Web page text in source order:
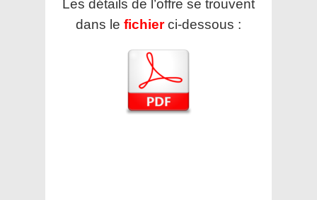
Les détails de l’offre se trouvent
dans le fichier ci-dessous :